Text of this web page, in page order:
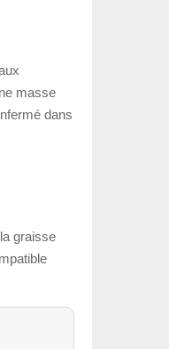
masse
dans
graisse